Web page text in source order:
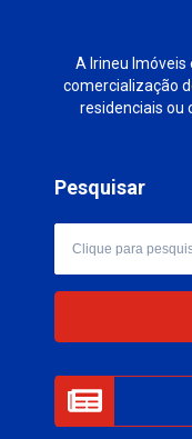
A Irineu
comercialização
residenciais ou
Pesquisar